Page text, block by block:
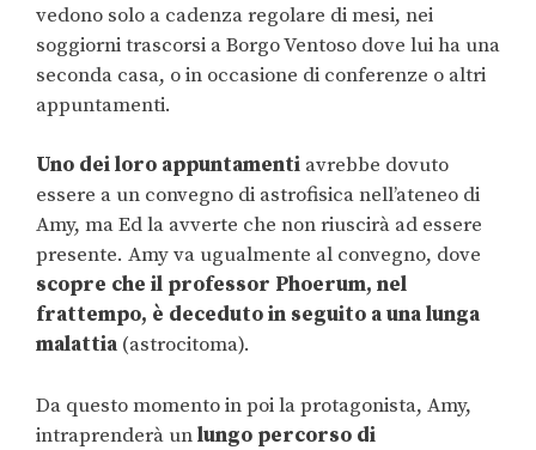
vedono solo a cadenza regolare di mesi, nei
soggiorni trascorsi a Borgo Ventoso dove lui ha una
seconda casa, o in occasione di conferenze o altri
appuntamenti.
Uno dei loro appuntamenti avrebbe dovuto
essere a un convegno di astrofisica nell’ateneo di
Amy, ma Ed la avverte che non riuscirà ad essere
presente. Amy va ugualmente al convegno, dove
scopre che il professor Phoerum, nel
frattempo, è deceduto in seguito a una lunga
malattia (astrocitoma).
Da questo momento in poi la protagonista, Amy,
intraprenderà unlungo percorso di